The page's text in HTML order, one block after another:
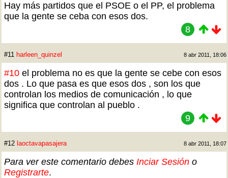
Hay más partidos que el PSOE o el PP, el problema
que la gente se ceba con esos dos.
8
#11 harleen_quinzel 8 abr 2011, 18:06
#10 el problema no es que la gente se cebe con esos
dos . Lo que pasa es que esos dos , son los que
controlan los medios de comunicación , lo que
significa que controlan al pueblo .
9
#12 laoctavapasajera 8 abr 2011, 18:07
Para ver este comentario debes Inciar Sesión o
Registrarte.